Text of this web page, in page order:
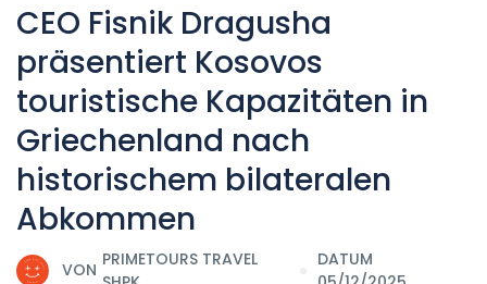
CEO Fisnik Dragusha
präsentiert Kosovos
touristische Kapazitäten in
Griechenland nach
historischem bilateralen
Abkommen
VON
PRIMETOURS TRAVEL
DATUM